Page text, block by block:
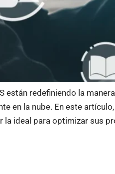
están redefiniendo la
en la nube. En este
la ideal para optimizar sus